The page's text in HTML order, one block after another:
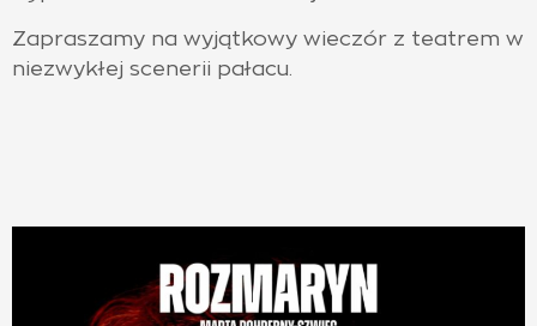
Zapraszamy na wyjątkowy wieczór z teatrem w
niezwykłej scenerii pałacu.